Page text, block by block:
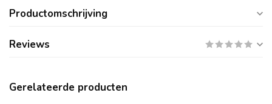
Productomschrijving
Reviews
Gerelateerde producten